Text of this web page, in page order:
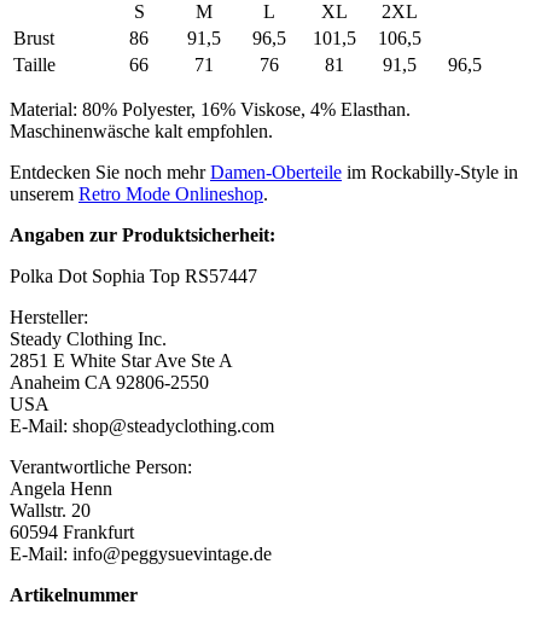
S M L XL
2XL
Brust
86 91,5 96,5 101,5
106,5
Taille
66 71 76 81 91,5 96,5
Material: 80% Polyester, 16% Viskose, 4% Elasthan.
Maschinenwäsche kalt empfohlen.
Entdecken Sie noch mehrDamen-Oberteile im Rockabilly-Style in
unserem Retro Mode Onlineshop.
Angaben zur Produktsicherheit:
Polka Dot Sophia Top RS57447
Hersteller:
Steady Clothing Inc.
2851 E White Star Ave Ste A
Anaheim CA 92806-2550
USA
E-Mail: shop@steadyclothing.com
Verantwortliche Person:
Angela Henn
Wallstr. 20
60594 Frankfurt
E-Mail: info@peggysuevintage.de
Artikelnummer